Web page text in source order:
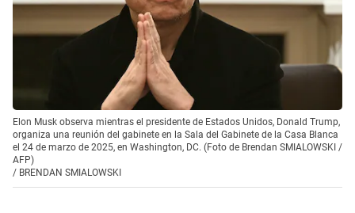
Elon Musk observa mientras el presidente de Estados Unidos, Donald Trump,
organiza una reunión del gabinete en la Sala del Gabinete de la Casa Blanca
el 24 de marzo de 2025, en Washington, DC. (Foto de Brendan SMIALOWSKI /
AFP)
/ BRENDAN SMIALOWSKI